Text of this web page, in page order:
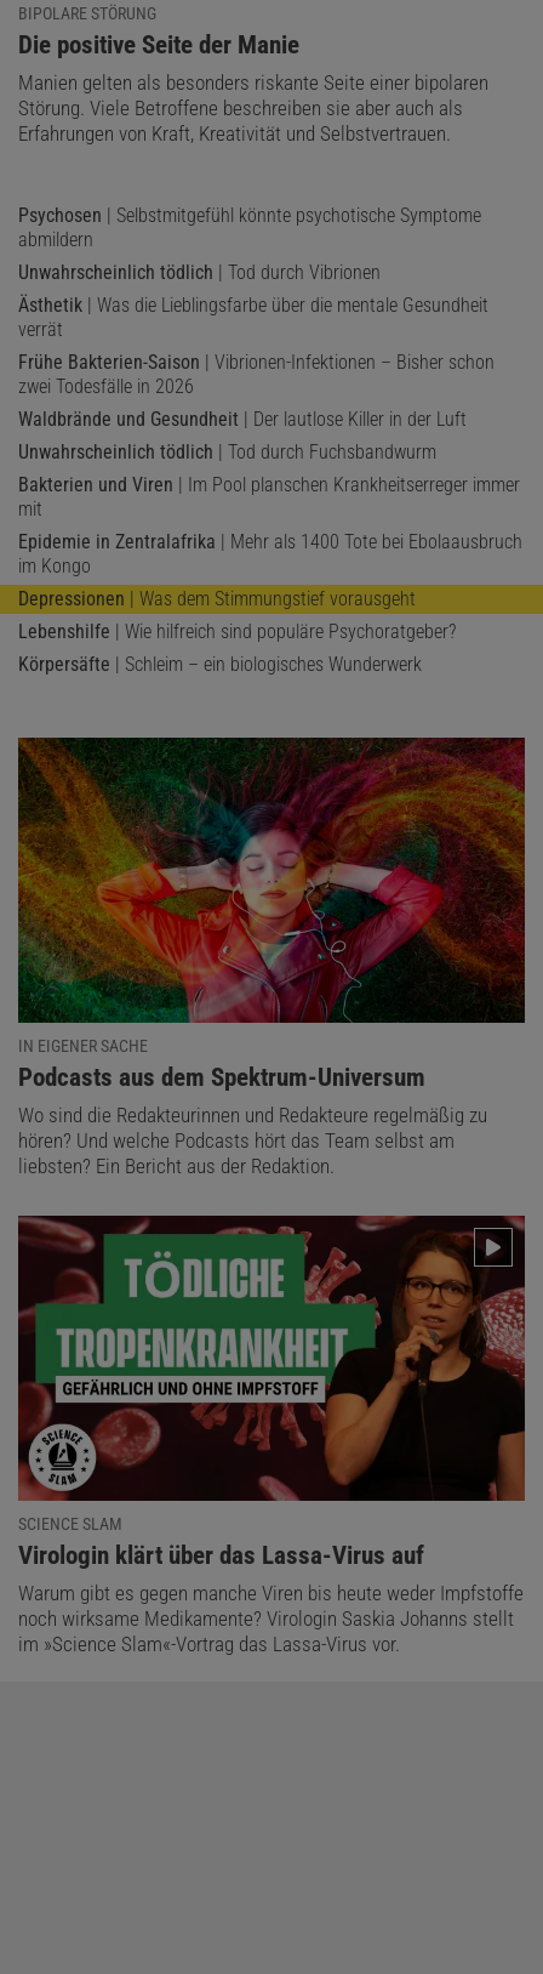
BIPOLARE STÖRUNG
:
Die positive Seite der Manie
Manien gelten als besonders riskante Seite einer bipolaren
Störung. Viele Betroffene beschreiben sie aber auch als
Erfahrungen von Kraft, Kreativität und Selbstvertrauen.
Psychosen | Selbstmitgefühl könnte psychotische Symptome
abmildern
Unwahrscheinlich tödlich | Tod durch Vibrionen
Ästhetik | Was die Lieblingsfarbe über die mentale Gesundheit
verrät
Frühe Bakterien-Saison | Vibrionen-Infektionen – Bisher schon
zwei Todesfälle in 2026
Waldbrände und Gesundheit | Der lautlose Killer in der Luft
Unwahrscheinlich tödlich | Tod durch Fuchsbandwurm
Bakterien und Viren | Im Pool planschen Krankheitserreger immer
mit
Epidemie in Zentralafrika | Mehr als 1400 Tote bei Ebolaausbruch
im Kongo
Depressionen | Was dem Stimmungstief vorausgeht
Lebenshilfe | Wie hilfreich sind populäre Psychoratgeber?
Körpersäfte | Schleim – ein biologisches Wunderwerk
IN EIGENER SACHE
:
Podcasts aus dem Spektrum-Universum
Wo sind die Redakteurinnen und Redakteure regelmäßig zu
hören? Und welche Podcasts hört das Team selbst am
liebsten? Ein Bericht aus der Redaktion.
SCIENCE SLAM
:
Virologin klärt über das Lassa-Virus auf
Warum gibt es gegen manche Viren bis heute weder Impfstoffe
noch wirksame Medikamente? Virologin Saskia Johanns stellt
im »Science Slam«-Vortrag das Lassa-Virus vor.